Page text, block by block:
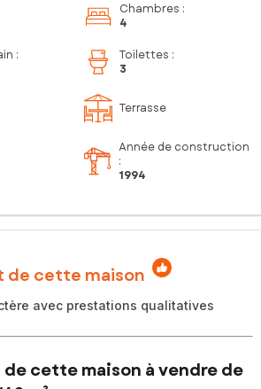
Chambres :
4
:
Toilettes :
3
Terrasse
Année de construction
:
1994
de cette maison
avec prestations qualitatives
cette maison à vendre de